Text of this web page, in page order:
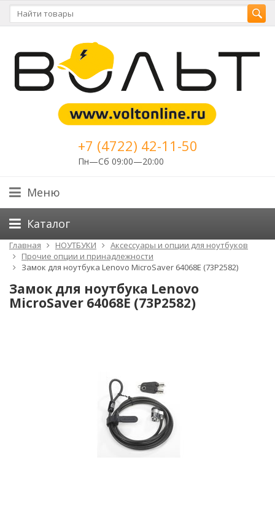
+7 (4722) 42-11-50
Пн—Сб 09:00—20:00
Меню
Каталог
Главная НОУТБУКИ
Аксессуары и опции для ноутбуков
Прочие опции и принадлежности
Замок для ноутбука Lenovo MicroSaver 64068E (73P2582)
Замок для ноутбука Lenovo
MicroSaver 64068E (73P2582)